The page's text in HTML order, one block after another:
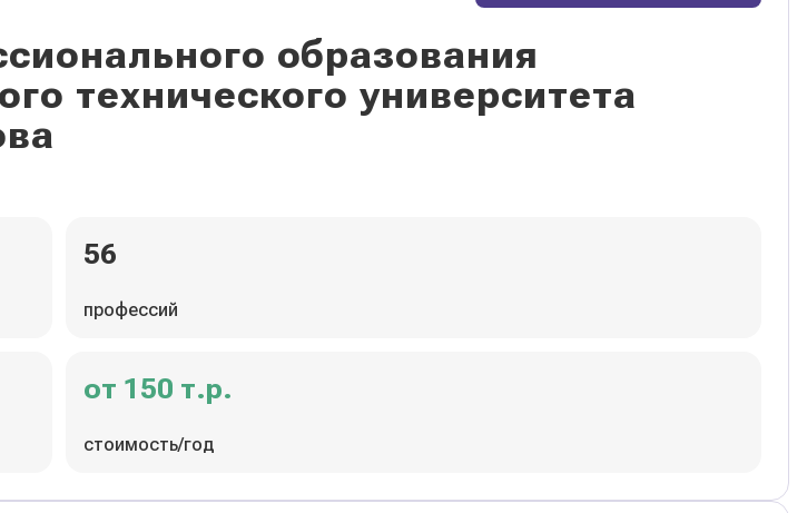
образования
технического университета
56
профессий
от 150 т.р.
стоимость/год